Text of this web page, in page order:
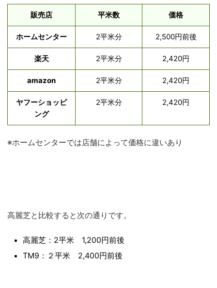
販売店 平米数 価格
ホームセンター 2平米分 2,500円前後
楽天 2平米分 2,420円
amazon 2平米分 2,420円
ヤフーショッピ
ング
2平米分 2,420円
※ホームセンターでは店舗によって価格に違いあり
高麗芝と比較すると次の通りです。
高麗芝：2平米 1,200円前後
TM9：２平米 2,400円前後